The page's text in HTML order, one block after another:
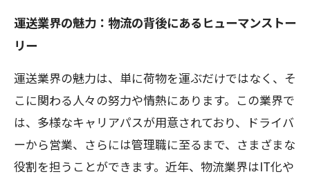
運送業界の最新トレンド：変化をチャンスに
を目指す
未来のキャリアアップ：運送業界での成功の
秘訣
運送業界の魅力：物流の背後にあるヒューマンストー
リー
運送業界の魅力は、単に荷物を運ぶだけではなく、そ
こに関わる人々の努力や情熱にあります。この業界で
は、多様なキャリアパスが用意されており、ドライバ
ーから営業、さらには管理職に至るまで、さまざまな
役割を担うことができます。近年、物流業界はIT化や